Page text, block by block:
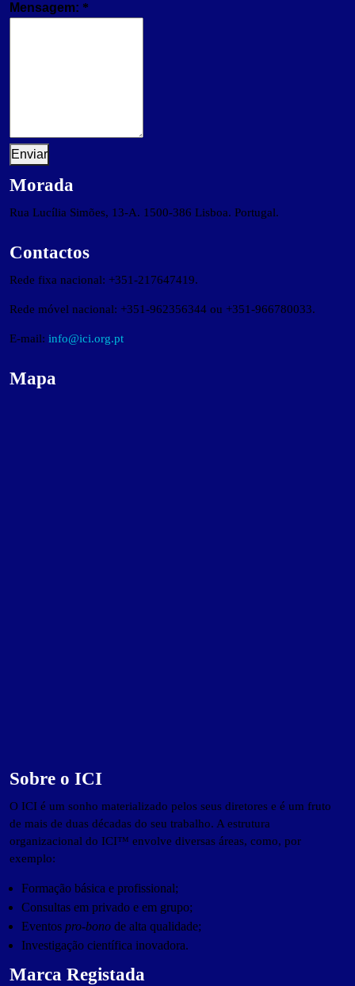
Mensagem: *
Enviar
Morada
Rua Lucília Simões, 13-A. 1500-386 Lisboa. Portugal.
Contactos
Rede fixa nacional: +351-217647419.
Rede móvel nacional: +351-962356344 ou +351-966780033.
E-mail: info@ici.org.pt
Mapa
Sobre o ICI
O ICI é um sonho materializado pelos seus diretores e é um fruto
de mais de duas décadas do seu trabalho. A estrutura
organizacional do ICI™ envolve diversas áreas, como, por
exemplo:
Formação básica e profissional;
Consultas em privado e em grupo;
Eventos pro-bono de alta qualidade;
Investigação científica inovadora.
Marca Registada